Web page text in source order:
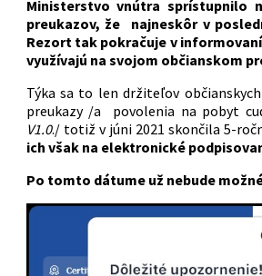
Ministerstvo vnútra sprístupnilo
preukazov, že najneskôr v
Rezort tak pokračuje v
využívajú na svojom občianskom
Týka sa to len držiteľov
preukazy /a povolenia na pobyt
V1.0./ totiž v júni 2021 skončila 5-
ich však na elektronické
Po tomto dátume už nebude